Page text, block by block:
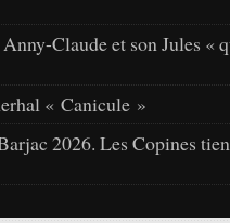
Claude et son Jules «
« Canicule »
2026. Les Copines